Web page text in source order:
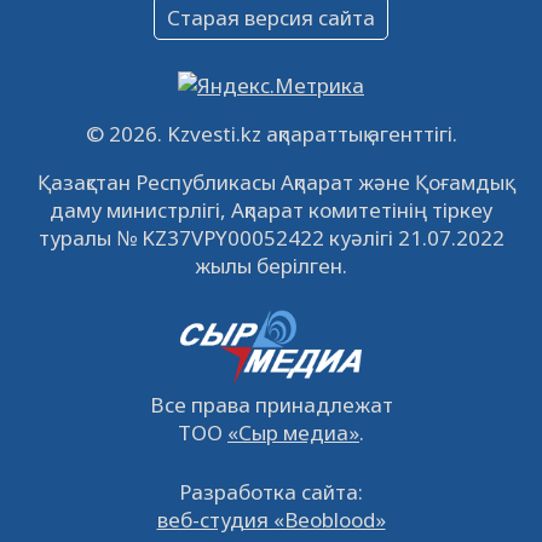
Объявление
09.12.2022
Свободные рабочие места
встречу с инвесторами в Кызылорде 22
ноября
21.11.2022 14951 0
© 2026. Kzvesti.kz ақпараттық агенттігі.
Қазақстан Республикасы Ақпарат және Қоғамдық
даму министрлігі, Ақпарат комитетінің тіркеу
туралы № KZ37VPY00052422 куәлігі 21.07.2022
жылы берілген.
Все права принадлежат
ТОО «Сыр медиа».
Старая версия сайта
Разработка сайта:
веб-студия «Beoblood»